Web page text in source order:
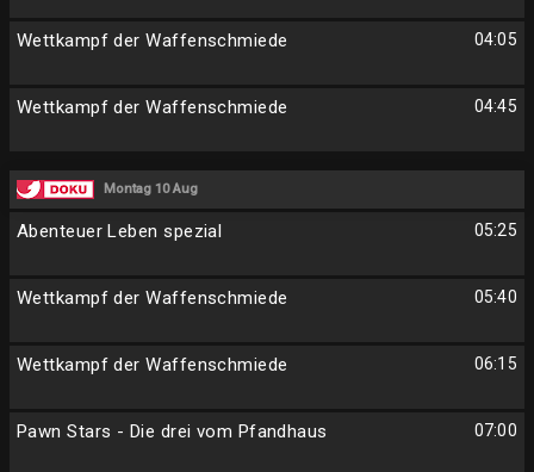
04:05
Wettkampf der Waffenschmiede
04:45
Wettkampf der Waffenschmiede
Montag 10 Aug
05:25
Abenteuer Leben spezial
05:40
Wettkampf der Waffenschmiede
06:15
Wettkampf der Waffenschmiede
07:00
Pawn Stars - Die drei vom Pfandhaus